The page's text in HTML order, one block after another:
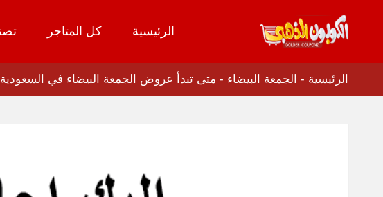
تخطي
المحتوى
الرئيسية كل المتاجر
الرئيسية - الجمعة البيضاء - متى تبدأ عروض الجمعة البيضاء في